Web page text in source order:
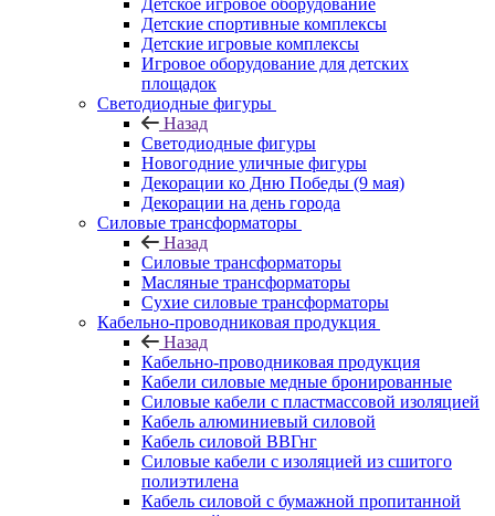
Детское игровое оборудование
Детские спортивные комплексы
Детские игровые комплексы
Игровое оборудование для детских
площадок
Светодиодные фигуры
Назад
Светодиодные фигуры
Новогодние уличные фигуры
Декорации ко Дню Победы (9 мая)
Декорации на день города
Силовые трансформаторы
Назад
Силовые трансформаторы
Масляные трансформаторы
Сухие силовые трансформаторы
Кабельно-проводниковая продукция
Назад
Кабельно-проводниковая продукция
Кабели силовые медные бронированные
Силовые кабели с пластмассовой изоляцией
Кабель алюминиевый силовой
Кабель силовой ВВГнг
Силовые кабели с изоляцией из сшитого
полиэтилена
Кабель силовой с бумажной пропитанной